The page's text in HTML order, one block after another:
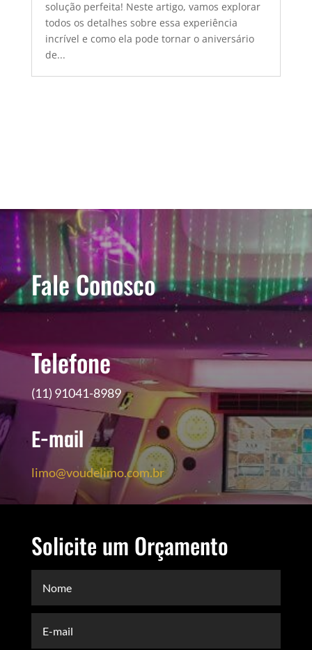
solução perfeita! Neste artigo, vamos explorar
todos os detalhes sobre essa experiência
incrível e como ela pode tornar o aniversário
de...
Fale Conosco
Telefone
(11) 91041-8989
E-mail
limo@voudelimo.com.br
Solicite um Orçamento